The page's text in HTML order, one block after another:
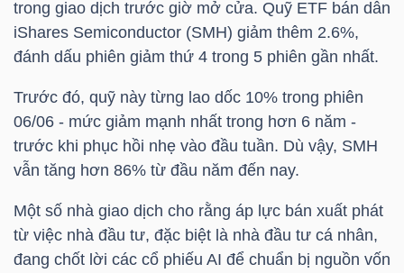
trong giao dịch trước giờ mở cửa. Quỹ ETF bán dẫn
iShares Semiconductor (SMH) giảm thêm 2.6%,
đánh dấu phiên giảm thứ 4 trong 5 phiên gần nhất.
Trước đó, quỹ này từng lao dốc 10% trong phiên
06/06 - mức giảm mạnh nhất trong hơn 6 năm -
trước khi phục hồi nhẹ vào đầu tuần. Dù vậy, SMH
vẫn tăng hơn 86% từ đầu năm đến nay.
Một số nhà giao dịch cho rằng áp lực bán xuất phát
từ việc nhà đầu tư, đặc biệt là nhà đầu tư cá nhân,
đang chốt lời các cổ phiếu AI để chuẩn bị nguồn vốn
CỤ
ĐẦU
TƯ
TRUY
XUẤT